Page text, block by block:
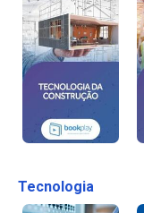
Tecnologia